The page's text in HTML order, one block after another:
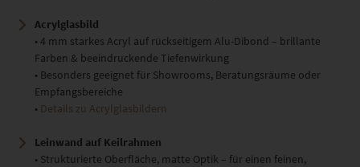
Acrylglasbild
• 4 mm starkes Acryl auf rückseitigem Alu-Dibond – brillante
Farben & beeindruckende Tiefenwirkung
• Besonders geeignet für Showrooms, Beratungsräume oder
Empfangsbereiche
• Details zu Acrylglasbildern
Leinwand auf Keilrahmen
• Strukturierte Oberfläche, matte Optik – für einen feinen,